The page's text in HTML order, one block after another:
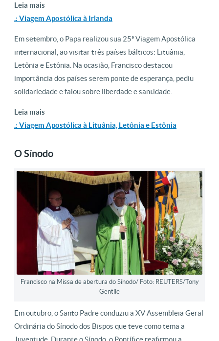
Leia mais
.: Viagem Apostólica à Irlanda
Em setembro, o Papa realizou sua 25ª Viagem Apostólica
internacional, ao visitar três países bálticos: Lituânia,
Letônia e Estônia. Na ocasião, Francisco destacou
importância dos países serem ponte de esperança, pediu
solidariedade e falou sobre liberdade e santidade.
Leia mais
.: Viagem Apostólica à Lituânia, Letônia e Estônia
O Sínodo
Francisco na Missa de abertura do Sínodo/ Foto: REUTERS/Tony
Gentile
Em outubro, o Santo Padre conduziu a XV Assembleia Geral
Ordinária do Sínodo dos Bispos que teve como tema a